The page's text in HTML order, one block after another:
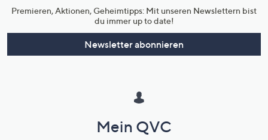
Premieren, Aktionen, Geheimtipps: Mit unseren Newslettern bist
du immer up to date!
Newsletter abonnieren
Mein QVC